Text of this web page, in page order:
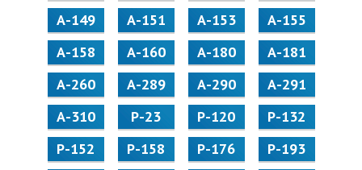
А-149
А-151 А-153
А-155
А-158
А-160 А-180
А-181
А-260
А-289 А-290
А-291
А-310
Р-23 Р-120
Р-132
Р-152
Р-158 Р-176
Р-193